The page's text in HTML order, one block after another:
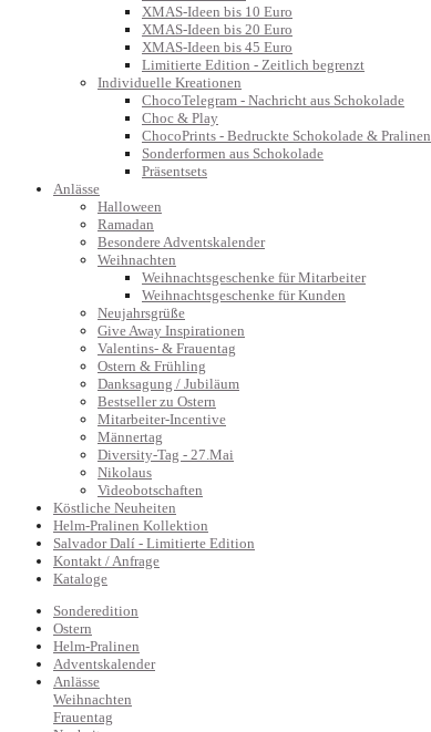
XMAS-Ideen bis 10 Euro
XMAS-Ideen bis 20 Euro
XMAS-Ideen bis 45 Euro
Limitierte Edition - Zeitlich begrenzt
Individuelle Kreationen
ChocoTelegram - Nachricht aus Schokolade
Choc & Play
ChocoPrints - Bedruckte Schokolade & Pralinen
Sonderformen aus Schokolade
Präsentsets
Anlässe
Halloween
Ramadan
Besondere Adventskalender
Weihnachten
Weihnachtsgeschenke für Mitarbeiter
Weihnachtsgeschenke für Kunden
Neujahrsgrüße
Give Away Inspirationen
Valentins- & Frauentag
Ostern & Frühling
Danksagung / Jubiläum
Bestseller zu Ostern
Mitarbeiter-Incentive
Männertag
Diversity-Tag - 27.Mai
Nikolaus
Videobotschaften
Köstliche Neuheiten
Helm-Pralinen Kollektion
Salvador Dalí - Limitierte Edition
Kontakt / Anfrage
Kataloge
Sonderedition
Ostern
Helm-Pralinen
Adventskalender
Anlässe
Weihnachten
Frauentag